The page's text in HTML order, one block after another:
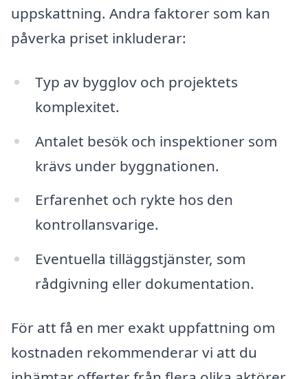
uppskattning. Andra faktorer som kan
påverka priset inkluderar:
Typ av bygglov och projektets
komplexitet.
Antalet besök och inspektioner som
krävs under byggnationen.
Erfarenhet och rykte hos den
kontrollansvarige.
Eventuella tilläggstjänster, som
rådgivning eller dokumentation.
För att få en mer exakt uppfattning om
kostnaden rekommenderar vi att du